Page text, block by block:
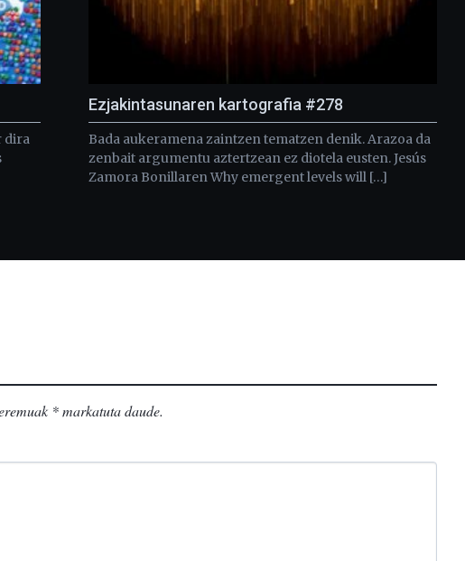
dira
Ezjakintasunaren kartografia #278
Bada aukeramena zaintzen tematzen denik. Arazoa da
zenbait argumentu aztertzean ez diotela eusten. Jesús
Zamora Bonillaren Why emergent levels will […]
*markatuta daude.